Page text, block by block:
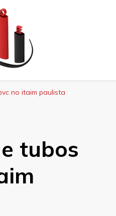
no itaim paulista
tubos